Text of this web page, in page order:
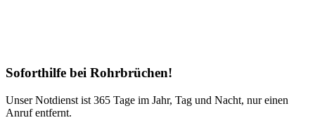
Soforthilfe bei Rohrbrüchen!
Unser Notdienst ist 365 Tage im Jahr, Tag und Nacht, nur einen
Anruf entfernt.